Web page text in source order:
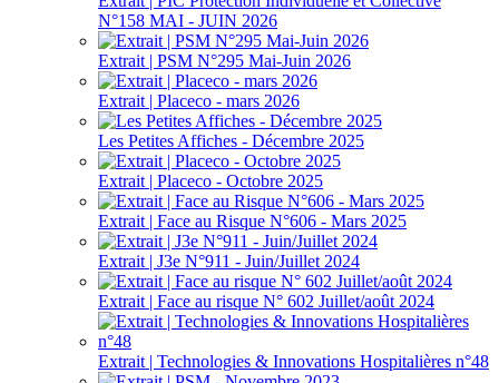
N°158 MAI - JUIN 2026
Extrait | PSM N°295 Mai-Juin 2026
Extrait | Placeco - mars 2026
Les Petites Affiches - Décembre 2025
Extrait | Placeco - Octobre 2025
Extrait | Face au Risque N°606 - Mars 2025
Extrait | J3e N°911 - Juin/Juillet 2024
Extrait | Face au risque N° 602 Juillet/août 2024
Extrait | Technologies & Innovations Hospitalières n°48